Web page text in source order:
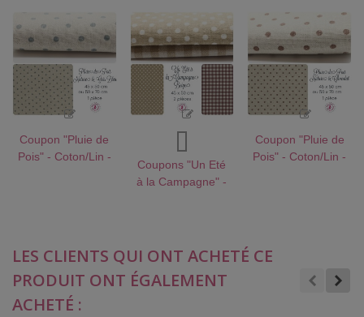
Coupon "Pluie de
Pois" - Coton/Lin -
Coupons "Un Eté
à la Campagne" -
Coupon "Pluie de
Pois" - Coton/Lin -
LES CLIENTS QUI ONT ACHETÉ CE
PRODUIT ONT ÉGALEMENT
ACHETÉ :